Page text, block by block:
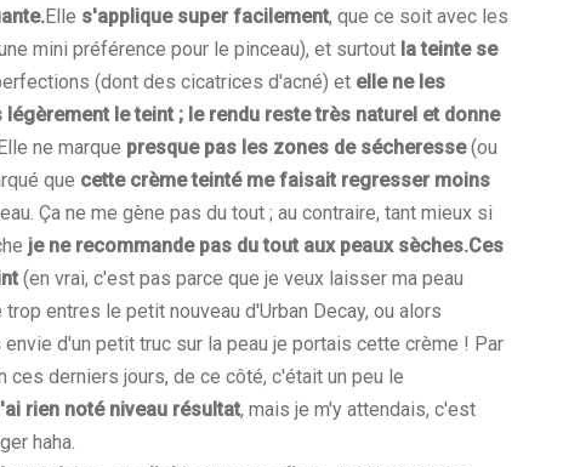
Elle s'applique super facilement, que ce soit avec les
mini préférence pour le pinceau), et surtout la teinte se
(dont des cicatrices d'acné) et elle ne les
légèrement le teint ; le rendu reste très naturel et donne
Elle ne marque presque pas les zones de sécheresse(ou
que cette crème teinté me faisait regresser moins
Ça ne me gène pas du tout ; au contraire, tant mieux si
je ne recommande pas du tout aux peaux sèches.Ces
(en vrai, c'est pas parce que je veux laisser ma peau
entres le petit nouveau d'Urban Decay, ou alors
d'un petit truc sur la peau je portais cette crème ! Par
derniers jours, de ce côté, c'était un peu le
rien noté niveau résultat, mais je m'y attendais, c'est
haha.